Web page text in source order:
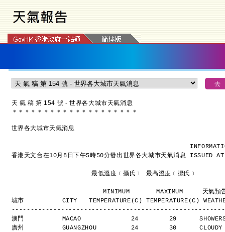
天 氣 稿 第 154 號 - 世界各大城市天氣消息
＊ ＊ ＊ ＊ ＊ ＊ ＊ ＊ ＊ ＊ ＊ ＊ ＊ ＊ ＊ ＊ ＊ ＊ ＊ ＊
世界各大城市天氣消息
香港天文台在10月8日下午5時50分發出世界各大城市天氣消息
ISSUED
                     最低溫度﹝攝氏﹞ 最高溫度﹝攝氏﹞
MINIMUM       MAXIMUM     天氣預
城市          CITY   TEMPERATURE(C) TEMPERATURE(C)
澳門          MACAO             24        29
廣州          GUANGZHOU         24        30